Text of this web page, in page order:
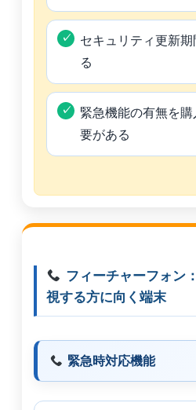
セキュリティ更新
る
緊急機能の有無を
要がある
フィーチャーフォン
視する方に向く端末
緊急時対応機能